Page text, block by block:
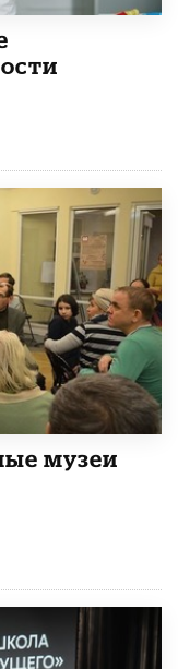
музеи